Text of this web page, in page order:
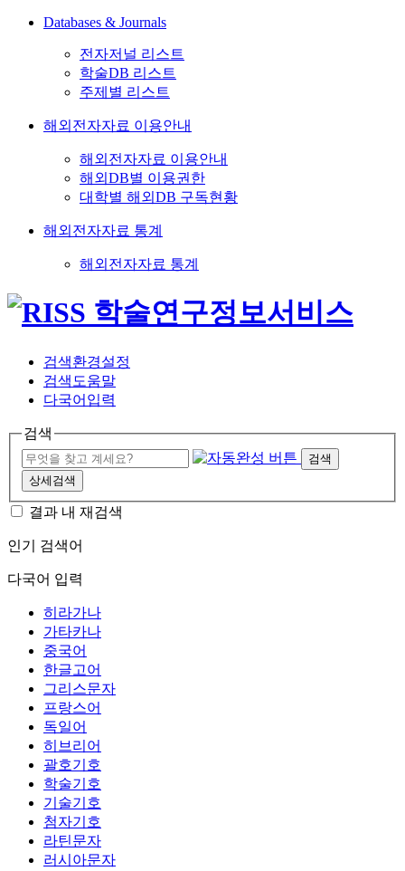
Databases & Journals
전자저널 리스트
학술DB 리스트
주제별 리스트
해외전자자료 이용안내
해외전자자료 이용안내
해외DB별 이용권한
대학별 해외DB 구독현황
해외전자자료 통계
해외전자자료 통계
검색환경설정
검색도움말
다국어입력
검색
검색
상세검색
결과 내 재검색
인기 검색어
다국어 입력
히라가나
가타카나
중국어
한글고어
그리스문자
프랑스어
독일어
히브리어
괄호기호
학술기호
기술기호
첨자기호
라틴문자
러시아문자